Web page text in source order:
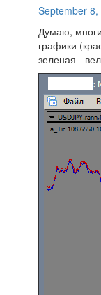
September
Думаю,
графики
зеленая -